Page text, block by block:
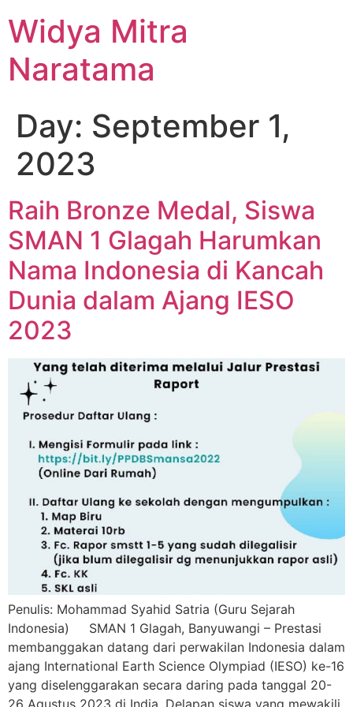
Widya Mitra
Naratama
Day: September 1,
2023
Raih Bronze Medal, Siswa
SMAN 1 Glagah Harumkan
Nama Indonesia di Kancah
Dunia dalam Ajang IESO
2023
Penulis: Mohammad Syahid Satria (Guru Sejarah
Indonesia) SMAN 1 Glagah, Banyuwangi – Prestasi
membanggakan datang dari perwakilan Indonesia dalam
ajang International Earth Science Olympiad (IESO) ke-16
yang diselenggarakan secara daring pada tanggal 20-
26 Agustus 2023 di India. Delapan siswa yang mewakili